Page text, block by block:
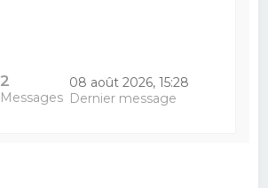
2
Messages
08 août 2026, 15:28
Dernier message